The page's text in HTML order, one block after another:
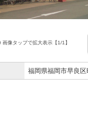
画像タップで拡大表示【1/1】
福岡県福岡市早良